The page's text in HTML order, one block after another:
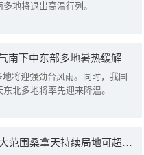
地将退出高温行列。
南下中东部多地暑热缓解
将迎强劲台风雨。同时，我国
北多地将率先迎来降温。
我国降雨强度进一步减弱 中东部大范围桑拿天持续局地可超38℃